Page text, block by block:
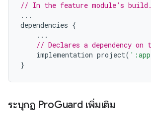
// In the feature module’s
...
dependencies {
...
// Declares a dependency
implementation project(
}
ระบุกฎ ProGuard เพิ่มเติม